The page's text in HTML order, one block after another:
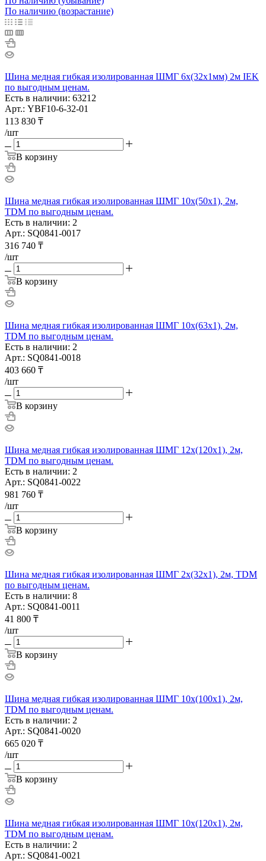
По наличию (возрастание)
Шина медная гибкая изолированная ШМГ 6х(32х1мм) 2м IEK
по выгодным ценам.
Есть в наличии: 63212
Арт.: YBF10-6-32-01
113 830 ₸
/шт
В корзину
Шина медная гибкая изолированная ШМГ 10х(50х1), 2м,
TDM по выгодным ценам.
Есть в наличии: 2
Арт.: SQ0841-0017
316 740 ₸
/шт
В корзину
Шина медная гибкая изолированная ШМГ 10х(63х1), 2м,
TDM по выгодным ценам.
Есть в наличии: 2
Арт.: SQ0841-0018
403 660 ₸
/шт
В корзину
Шина медная гибкая изолированная ШМГ 12х(120х1), 2м,
TDM по выгодным ценам.
Есть в наличии: 2
Арт.: SQ0841-0022
981 760 ₸
/шт
В корзину
Шина медная гибкая изолированная ШМГ 2х(32х1), 2м, TDM
по выгодным ценам.
Есть в наличии: 8
Арт.: SQ0841-0011
41 800 ₸
/шт
В корзину
Шина медная гибкая изолированная ШМГ 10х(100х1), 2м,
TDM по выгодным ценам.
Есть в наличии: 2
Арт.: SQ0841-0020
665 020 ₸
/шт
В корзину
Шина медная гибкая изолированная ШМГ 10х(120х1), 2м,
TDM по выгодным ценам.
Есть в наличии: 2
Арт.: SQ0841-0021